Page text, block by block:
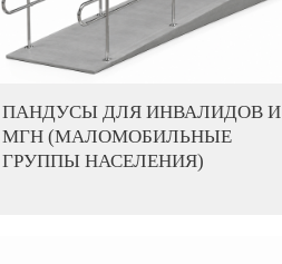
ПАНДУСЫ ДЛЯ ИНВАЛИДОВ И
МГН (МАЛОМОБИЛЬНЫЕ
ГРУППЫ НАСЕЛЕНИЯ)